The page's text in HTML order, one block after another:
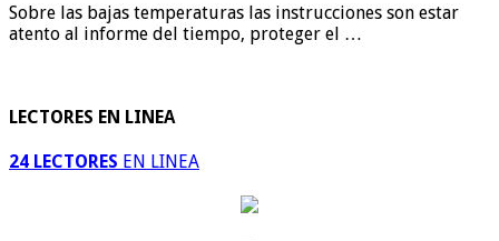
Sobre las bajas temperaturas las instrucciones son estar
atento al informe del tiempo, proteger el …
LECTORES EN LINEA
24 LECTORES EN LINEA